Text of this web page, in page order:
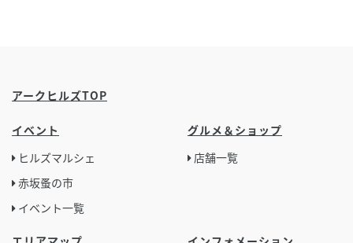
アークヒルズTOP
イベント
ヒルズマルシェ
赤坂蚤の市
イベント一覧
グルメ＆ショップ
店舗一覧